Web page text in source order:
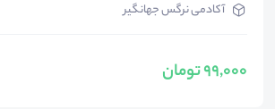
آکادمی نرگس جهانگیر
99,000 تومان